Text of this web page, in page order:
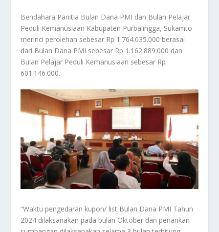
Bendahara Panitia Bulan Dana PMI dan Bulan Pelajar
Peduli Kemanusiaan Kabupaten Purbalingga, Sukamto
merinci perolehan sebesar Rp 1.764.035.000 berasal
dari Bulan Dana PMI sebesar Rp 1.162.889.000 dan
Bulan Pelajar Peduli Kemanusiaan sebesar Rp
601.146.000.
“Waktu pengedaran kupon/ list Bulan Dana PMI Tahun
2024 dilaksanakan pada bulan Oktober dan penarikan